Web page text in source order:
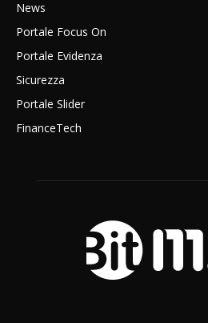
News
Portale Focus On
Portale Evidenza
Sicurezza
Portale Slider
FinanceTech